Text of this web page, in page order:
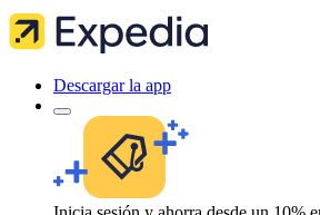
Descargar la app